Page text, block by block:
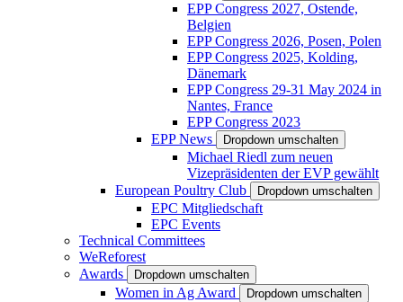
EPP Congress 2027, Ostende,
Belgien
EPP Congress 2026, Posen, Polen
EPP Congress 2025, Kolding,
Dänemark
EPP Congress 29-31 May 2024 in
Nantes, France
EPP Congress 2023
EPP News
Dropdown umschalten
Michael Riedl zum neuen
Vizepräsidenten der EVP gewählt
European Poultry Club
Dropdown umschalten
EPC Mitgliedschaft
EPC Events
Technical Committees
WeReforest
Awards
Dropdown umschalten
Women in Ag Award Dropdown umschalten